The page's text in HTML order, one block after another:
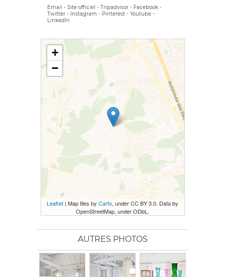
Email - Site officiel - Tripadvisor - Facebook -
Twitter - Instagram - Pinterest - Youtube -
LinkedIn
+
−
Leaflet | Map tiles by Carto, under CC BY 3.0. Data by
OpenStreetMap, under ODbL.
AUTRES PHOTOS